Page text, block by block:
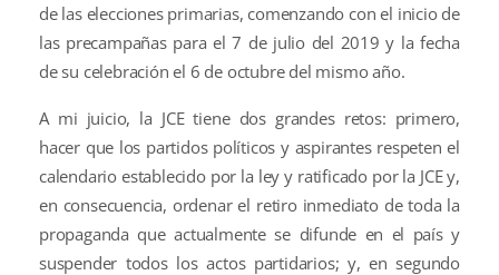
de las elecciones primarias, comenzando con el inicio de
las precampañas para el 7 de julio del 2019 y la fecha
de su celebración el 6 de octubre del mismo año.
A mi juicio, la JCE tiene dos grandes retos: primero,
hacer que los partidos políticos y aspirantes respeten el
calendario establecido por la ley y ratificado por la JCE y,
en consecuencia, ordenar el retiro inmediato de toda la
propaganda que actualmente se difunde en el país y
suspender todos los actos partidarios; y, en segundo